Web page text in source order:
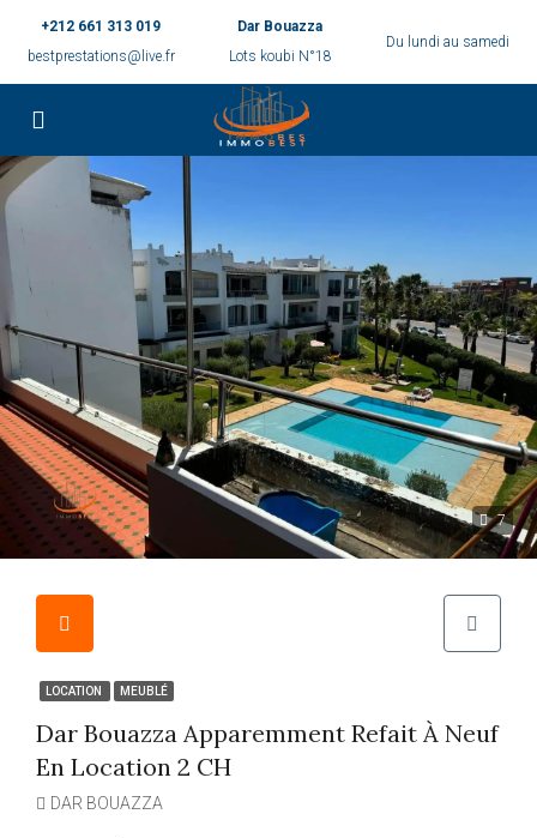
+212 661 313 019
bestprestations@live.fr
Dar Bouazza
Lots koubi N°18
Du lundi au samedi
7
LOCATION MEUBLÉ
Dar Bouazza Apparemment Refait À Neuf
En Location 2 CH
DAR BOUAZZA